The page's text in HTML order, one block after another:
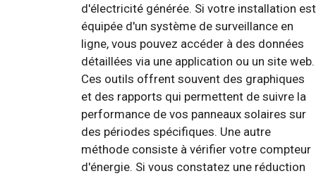
d'électricité générée. Si votre installation est
équipée d'un système de surveillance en
ligne, vous pouvez accéder à des données
détaillées via une application ou un site web.
Ces outils offrent souvent des graphiques
et des rapports qui permettent de suivre la
performance de vos panneaux solaires sur
des périodes spécifiques. Une autre
méthode consiste à vérifier votre compteur
d'énergie. Si vous constatez une réduction